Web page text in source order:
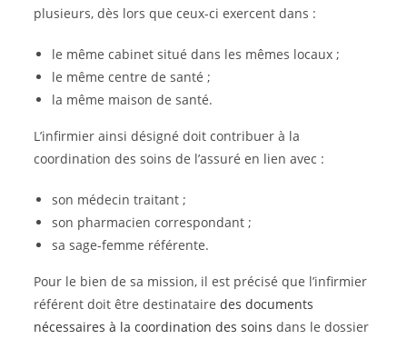
plusieurs, dès lors que ceux-ci exercent dans :
le même cabinet situé dans les mêmes locaux ;
le même centre de santé ;
la même maison de santé.
L’infirmier ainsi désigné doit contribuer à la
coordination des soins de l’assuré en lien avec :
son médecin traitant ;
son pharmacien correspondant ;
sa sage-femme référente.
Pour le bien de sa mission, il est précisé que l’infirmier
référent doit être destinataire des documents
nécessaires à la coordination des soins dans le dossier